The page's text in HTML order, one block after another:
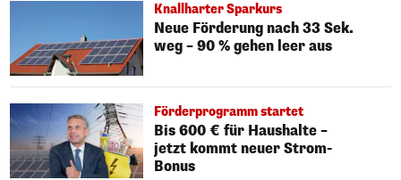
Knallharter Sparkurs
Neue Förderung nach 33 Sek.
weg – 90 % gehen leer aus
Förderprogramm startet
Bis 600 € für Haushalte –
jetzt kommt neuer Strom-
Bonus